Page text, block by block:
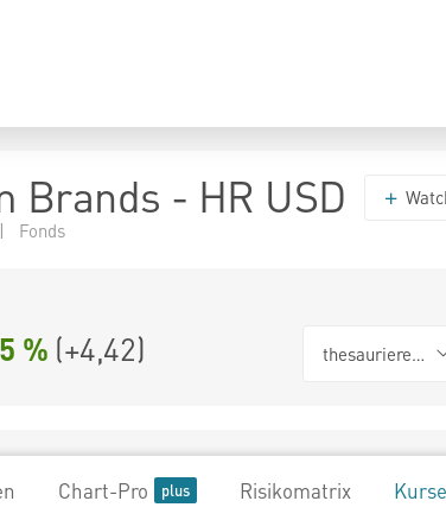
Brands - HR USD
Fonds
% (+4,42) thesaurierend
Chart-Pro Risikomatrix